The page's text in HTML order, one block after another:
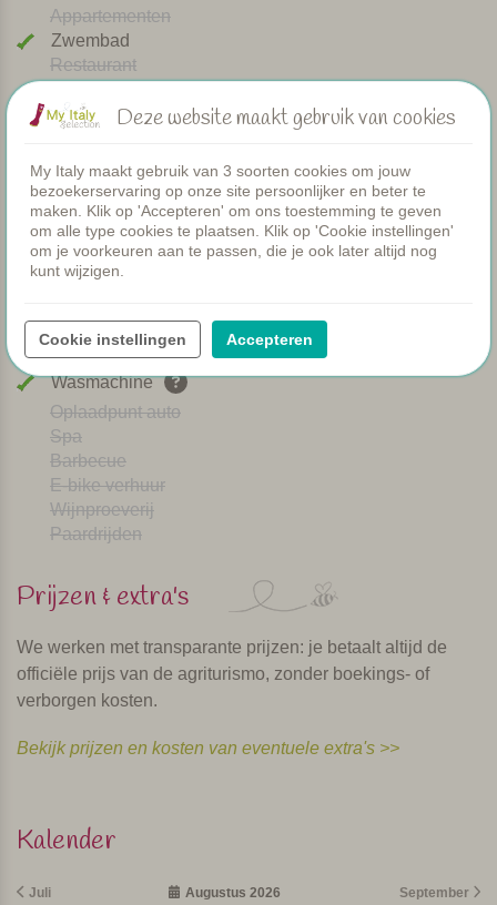
Appartementen
Zwembad
Restaurant
Peuterbadje
WIFI
Verwarmd zwembad
Ontbijt
Airco
Speeltuintje
Brood service
Honden welkom
Kookcursus
Wasmachine
Oplaadpunt auto
Spa
Barbecue
E-bike verhuur
Wijnproeverij
Paardrijden
Prijzen & extra's
We werken met transparante prijzen: je betaalt altijd de
officiële prijs van de agriturismo, zonder boekings- of
verborgen kosten.
Bekijk prijzen en kosten van eventuele extra's >>
Kalender
Juli Augustus 2026 September
Deze website maakt gebruik van cookies
My Italy maakt gebruik van 3 soorten cookies om jouw
bezoekerservaring op onze site persoonlijker en beter te
maken. Klik op 'Accepteren' om ons toestemming te geven
om alle type cookies te plaatsen. Klik op 'Cookie instellingen'
om je voorkeuren aan te passen, die je ook later altijd nog
kunt wijzigen.
Cookie instellingen Accepteren